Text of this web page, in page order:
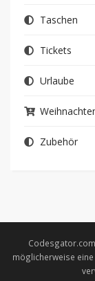
Taschen
Tickets
Urlaube
Zubehör
möglicherweise